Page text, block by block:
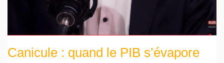
Canicule : quand le PIB s’évapore